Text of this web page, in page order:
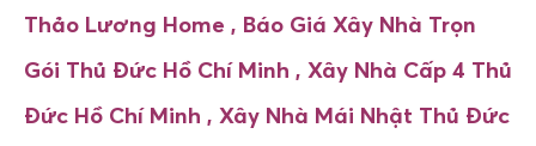
Thảo Lương Home , Báo Giá Xây Nhà Trọn
Gói Thủ Đức Hồ Chí Minh , Xây Nhà Cấp 4 Thủ
Đức Hồ Chí Minh , Xây Nhà Mái Nhật Thủ Đức